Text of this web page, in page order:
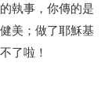
執事，你傳的是
美；做了耶穌基
了啦！